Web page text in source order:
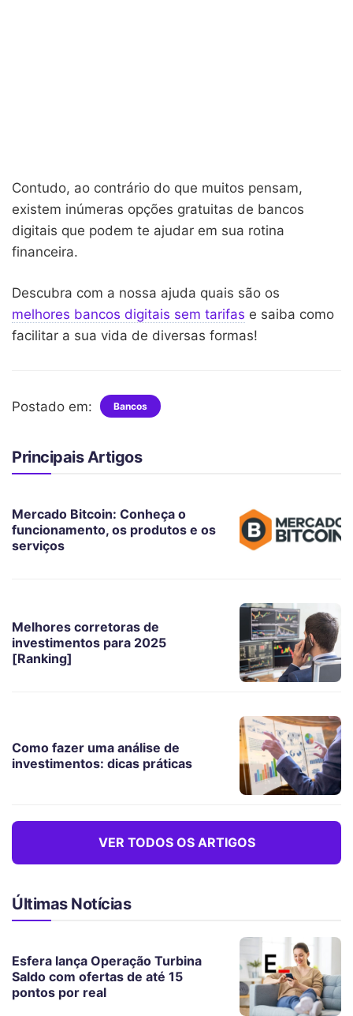
Contudo, ao contrário do que muitos pensam,
existem inúmeras opções gratuitas de bancos
digitais que podem te ajudar em sua rotina
financeira.
Descubra com a nossa ajuda quais são os
melhores bancos digitais sem tarifas e saiba como
facilitar a sua vida de diversas formas!
Postado em: Bancos
Principais Artigos
Mercado Bitcoin: Conheça o
funcionamento, os produtos e os
serviços
Melhores corretoras de
investimentos para 2025
[Ranking]
Como fazer uma análise de
investimentos: dicas práticas
VER TODOS OS ARTIGOS
Últimas Notícias
Esfera lança Operação Turbina
Saldo com ofertas de até 15
pontos por real